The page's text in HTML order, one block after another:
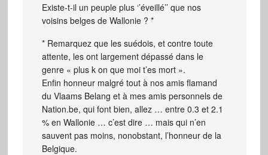
Existe-t-il un peuple plus ‘’éveillé’’ que nos
voisins belges de Wallonie ? *
* Remarquez que les suédois, et contre toute
attente, les ont largement dépassé dans le
genre « plus k on que moi t’es mort ».
Enfin honneur malgré tout à nos amis flamand
du Vlaams Belang et à mes amis personnels de
Nation.be, qui font bien, allez … entre 0.3 et 2.1
% en Wallonie … c’est dire … mais qui n’en
sauvent pas moins, nonobstant, l’honneur de la
Belgique.